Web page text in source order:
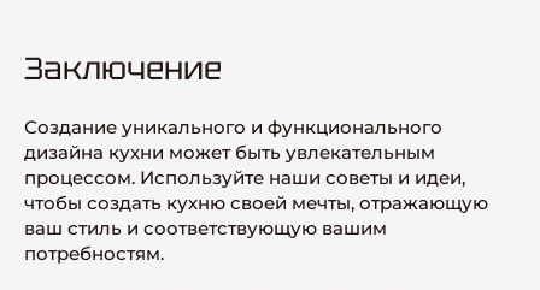
Заключение
Создание уникального и функционального
дизайна кухни может быть увлекательным
процессом. Используйте наши советы и идеи,
чтобы создать кухню своей мечты, отражающую
ваш стиль и соответствующую вашим
потребностям.